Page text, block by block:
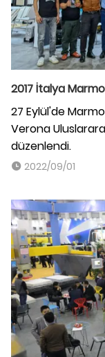
2017 İtalya
27 Eylül'de
Verona
düzenlendi.
2022/09/01